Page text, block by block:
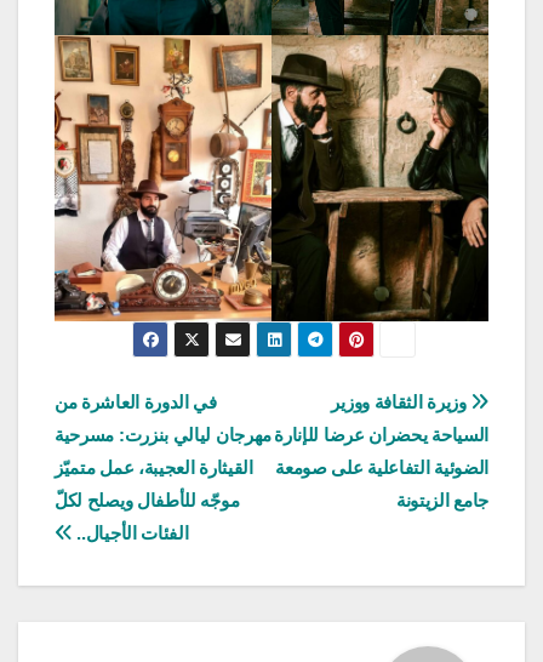
تصفّح
المقالات
في الدورة العاشرة من
مهرجان ليالي بنزرت: مسرحية
القيثارة العجيبة، عمل متميّز
موجّه للأطفال ويصلح لكلّ
الفئات الأجيال..
وزيرة الثقافة ووزير
السياحة يحضران عرضا للإنارة
الضوئية التفاعلية على صومعة
جامع الزيتونة